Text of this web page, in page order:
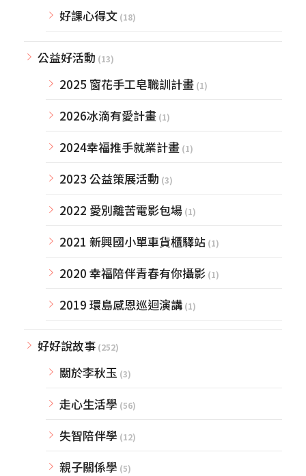
好課心得文 (18)
公益好活動 (13)
2025 窗花手工皂職訓計畫 (1)
2026冰滴有愛計畫 (1)
2024幸福推手就業計畫 (1)
2023 公益策展活動 (3)
2022 愛別離苦電影包場 (1)
2021 新興國小單車貨櫃驛站 (1)
2020 幸福陪伴青春有你攝影 (1)
2019 環島感恩巡迴演講 (1)
好好說故事 (252)
關於李秋玉 (3)
走心生活學 (56)
失智陪伴學 (12)
親子關係學 (5)